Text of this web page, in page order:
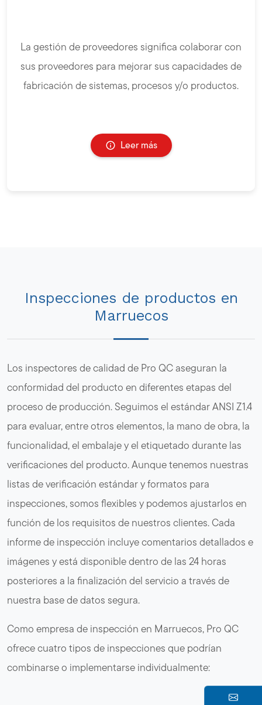
La gestión de proveedores significa colaborar con
sus proveedores para mejorar sus capacidades de
fabricación de sistemas, procesos y/o productos.
Leer más
Inspecciones de productos en
Marruecos
Los inspectores de calidad de Pro QC aseguran la
conformidad del producto en diferentes etapas del
proceso de producción. Seguimos el estándar ANSI Z1.4
para evaluar, entre otros elementos, la mano de obra, la
funcionalidad, el embalaje y el etiquetado durante las
verificaciones del producto. Aunque tenemos nuestras
listas de verificación estándar y formatos para
inspecciones, somos flexibles y podemos ajustarlos en
función de los requisitos de nuestros clientes. Cada
informe de inspección incluye comentarios detallados e
imágenes y está disponible dentro de las 24 horas
posteriores a la finalización del servicio a través de
nuestra base de datos segura.
Como empresa de inspección en Marruecos, Pro QC
ofrece cuatro tipos de inspecciones que podrían
combinarse o implementarse individualmente: